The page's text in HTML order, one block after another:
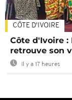
CÔTE D'IVOIRE
Côte d'Ivoire
retrouve son
Il y a 17 heures